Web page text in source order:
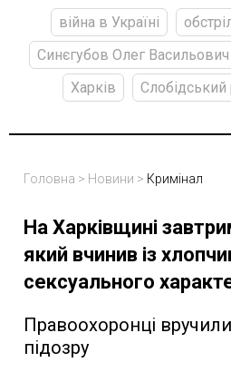
війна в Україні
Синєгубов Олег Васильович
Харків
Головна > Новини > Кримінал
На Харківщині
який вчинив із
сексуального
Правоохоронці
підозру